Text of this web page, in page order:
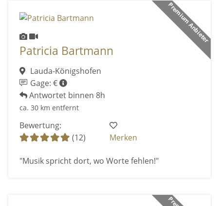
Premium Anbieter
Patricia Bartmann
Lauda-Königshofen
Gage: €
Antwortet binnen 8h
ca. 30 km entfernt
Bewertung:
(12)
Merken
"Musik spricht dort, wo Worte fehlen!"